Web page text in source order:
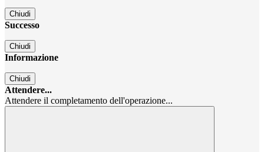
Chiudi
Successo
Chiudi
Informazione
Chiudi
Attendere...
Attendere il completamento dell'operazione...